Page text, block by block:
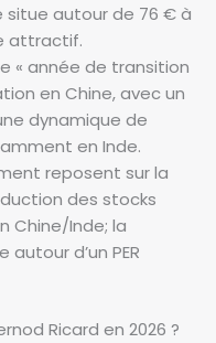
situe autour de 76 € à
attractif.
« année de transition
en Chine, avec un
dynamique de
en Inde.
reposent sur la
des stocks
Chine/Inde; la
d’un PER
Ricard en 2026 ?